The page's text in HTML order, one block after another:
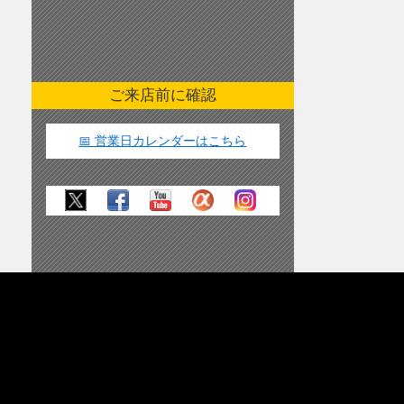
ご来店前に確認
📅 営業日カレンダーはこちら